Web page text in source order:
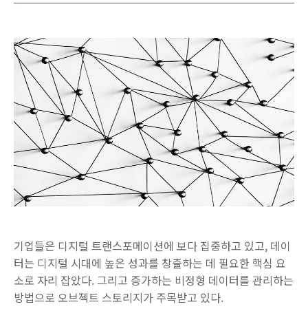
기업들은 디지털 트랜스포메이션에 보다 집중하고 있고, 데이
터는 디지털 시대에 높은 성과를 창출하는 데 필요한 핵심 요
소로 자리 잡았다. 그리고 증가하는 비정형 데이터를 관리하는
방법으로 오브젝트 스토리지가 주목받고 있다.